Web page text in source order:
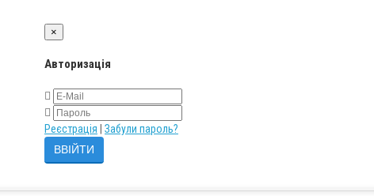
×
Авторизація
Реєстрація Забули пароль?